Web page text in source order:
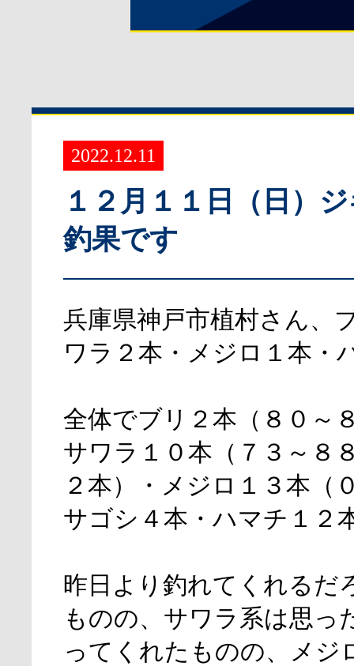
2022.12.11
１２月１１日（日）
釣果です
兵庫県神戸市植村さん、
ワラ２本・メジロ１本・
全体でブリ２本（８０～
サワラ１０本（７３～８
２本）・メジロ１３本（
サゴシ４本・ハマチ１２
昨日より釣れてくれるだ
ものの、サワラ系は思っ
ってくれたものの、メジ